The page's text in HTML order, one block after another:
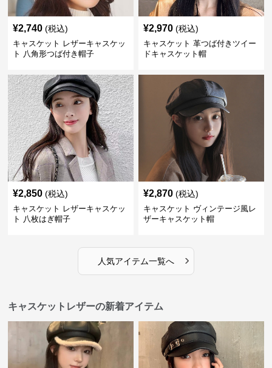
¥2,740 (税込)
キャスケット レザーキャスケッ
ト 八角形つば付き帽子
¥2,970 (税込)
キャスケット 革つば付きツイー
ドキャスケット帽
¥2,850 (税込)
キャスケット レザーキャスケッ
ト 八枚はぎ帽子
¥2,870 (税込)
キャスケット ヴィンテージ風レ
ザーキャスケット帽
人気アイテム一覧へ ›
キャスケットレザーの新着アイテム